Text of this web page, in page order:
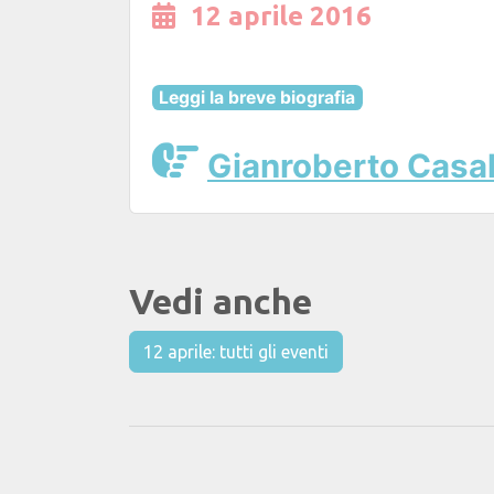
12 aprile 2016
Leggi la breve biografia
Gianroberto
Vedi anche
12 aprile: tutti gli eventi